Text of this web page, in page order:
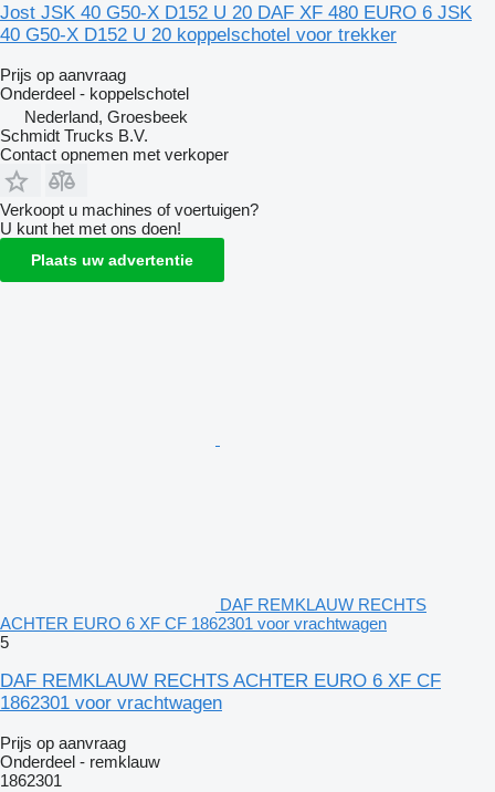
Jost JSK 40 G50-X D152 U 20 DAF XF 480 EURO 6 JSK
40 G50-X D152 U 20 koppelschotel voor trekker
Prijs op aanvraag
Onderdeel - koppelschotel
Nederland, Groesbeek
Schmidt Trucks B.V.
Contact opnemen met verkoper
Verkoopt u machines of voertuigen?
U kunt het met ons doen!
Plaats uw advertentie
DAF REMKLAUW RECHTS
ACHTER EURO 6 XF CF 1862301 voor vrachtwagen
5
DAF REMKLAUW RECHTS ACHTER EURO 6 XF CF
1862301 voor vrachtwagen
Prijs op aanvraag
Onderdeel - remklauw
1862301